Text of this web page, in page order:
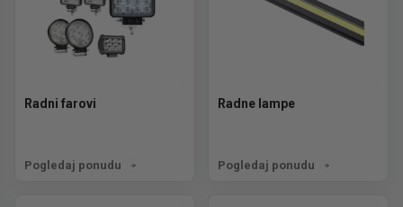
Radni farovi
Pogledaj ponudu
Radne lampe
Pogledaj ponudu